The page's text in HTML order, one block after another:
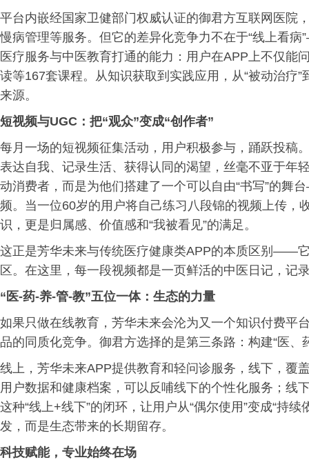
平台内嵌经国家卫健部门权威认证的御君方互联网医院
慢病管理等服务。但它的差异化竞争力不在于“线上看
医疗服务与中医教育打通的能力：用户在APP上不仅能
读等167套课程。从知识获取到实践应用，从“被动治疗
来源。
短视频与UGC：把“观众”变成“创作者”
每月一场的短视频征集活动，用户积极参与，踊跃投稿
表达自我、记录生活、获得认同的渴望，丝毫不亚于年
动消费者，而是为他们搭建了一个可以自由“书写”的舞
频。当一位60岁的用户将自己练习八段锦的视频上传，
识，更是归属感、价值感和“我被看见”的满足。
这正是芳华未来与传统医疗健康类APP的本质区别——
区。在这里，每一段视频都是一页鲜活的中医日记，记
“医-药-养-管-教”五位一体：生态的力量
如果只做在线教育，芳华未来会沦为又一个知识付费平
品的同质化竞争。御君方选择的是第三条路：构建“医
线上，芳华未来APP提供教育和轻问诊服务，线下，覆
用户数据和健康档案，可以反哺线下的个性化服务；线
这种“线上+线下”的闭环，让用户从“偶尔使用”变成“持
发，而是生态带来的长期留存。
科技赋能，专业始终在场